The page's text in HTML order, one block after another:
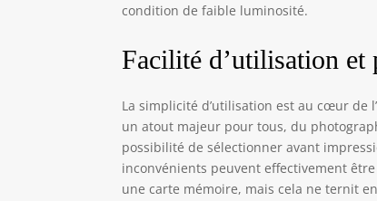
condition de faible luminosité.
Facilité d’utilisation et
La simplicité d’utilisation est au cœur de
un atout majeur pour tous, du
possibilité de sélectionner avant
inconvénients peuvent effectivement
une carte mémoire, mais cela ne ternit